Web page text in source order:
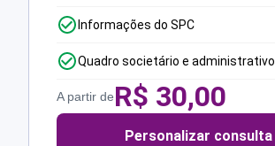
Informações do SPC
Quadro societário e administrativo
A partir deR$ 30,00
Personalizar consulta